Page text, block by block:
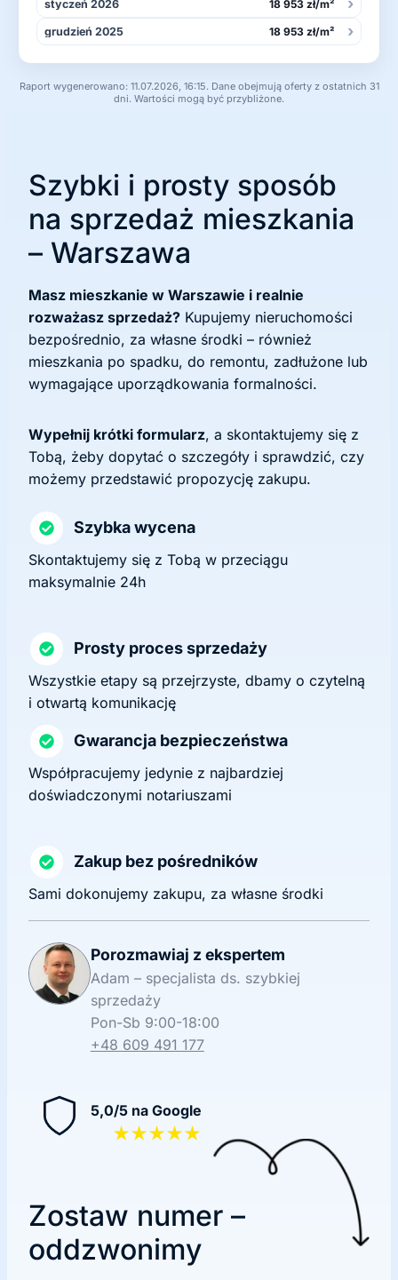
styczeń 2026 18 953 zł/m²
grudzień 2025 18 953 zł/m² ›
Raport wygenerowano: 11.07.2026, 16:15. Dane obejmują oferty z ostatnich 31
dni. Wartości mogą być przybliżone.
Szybki i prosty sposób
na sprzedaż mieszkania
– Warszawa
Masz mieszkanie w Warszawie i realnie
rozważasz sprzedaż? Kupujemy nieruchomości
bezpośrednio, za własne środki – również
mieszkania po spadku, do remontu, zadłużone lub
wymagające uporządkowania formalności.
Wypełnij krótki formularz, a skontaktujemy się z
Tobą, żeby dopytać o szczegóły i sprawdzić, czy
możemy przedstawić propozycję zakupu.
Szybka wycena
Skontaktujemy się z Tobą w przeciągu
maksymalnie 24h
Prosty proces sprzedaży
Wszystkie etapy są przejrzyste, dbamy o czytelną
i otwartą komunikację
Gwarancja bezpieczeństwa
Współpracujemy jedynie z najbardziej
doświadczonymi notariuszami
Zakup bez pośredników
Sami dokonujemy zakupu, za własne środki
Porozmawiaj z ekspertem
Adam – specjalista ds. szybkiej
sprzedaży
Pon-Sb 9:00-18:00
+48 609 491 177
5,0/5 na Google
★★★★★
Zostaw numer –
oddzwonimy